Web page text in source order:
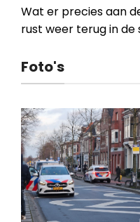
Wat er precies aan
rust weer terug in de
Foto's